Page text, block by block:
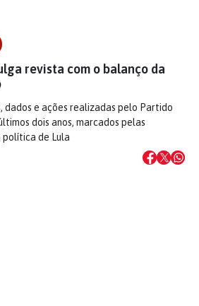
revista com o balanço da
dados e ações realizadas pelo Partido
dois anos, marcados pelas
política de Lula